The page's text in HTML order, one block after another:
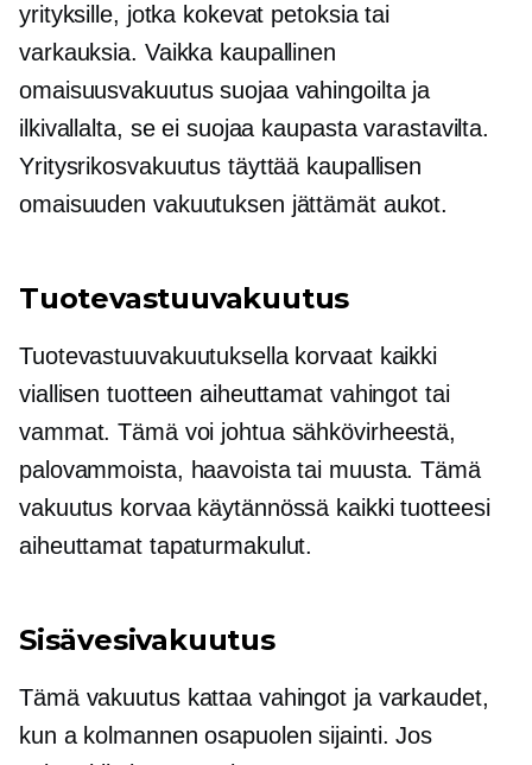
yrityksille, jotka kokevat petoksia tai
varkauksia. Vaikka kaupallinen
omaisuusvakuutus suojaa vahingoilta ja
ilkivallalta, se ei suojaa kaupasta varastavilta.
Yritysrikosvakuutus täyttää kaupallisen
omaisuuden vakuutuksen jättämät aukot.
Tuotevastuuvakuutus
Tuotevastuuvakuutuksella korvaat kaikki
viallisen tuotteen aiheuttamat vahingot tai
vammat. Tämä voi johtua sähkövirheestä,
palovammoista, haavoista tai muusta. Tämä
vakuutus korvaa käytännössä kaikki tuotteesi
aiheuttamat tapaturmakulut.
Sisävesivakuutus
Tämä vakuutus kattaa vahingot ja varkaudet,
kun a kolmannen osapuolen sijainti. Jos